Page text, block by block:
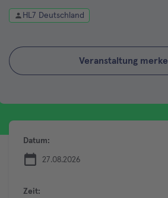
HL7 Deutschland
Veranstaltung
Datum:
27.08.2026
Zeit: